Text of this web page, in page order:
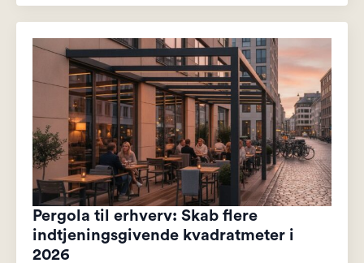
Pergola til erhverv: Skab flere
indtjeningsgivende kvadratmeter i
2026